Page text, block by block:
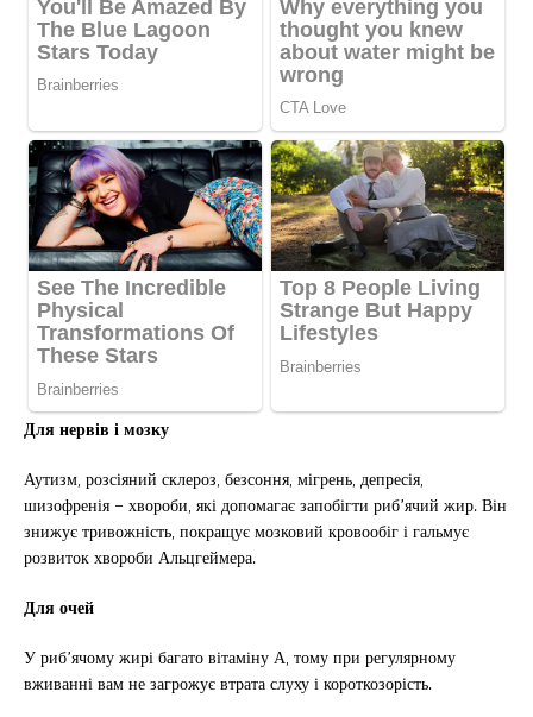
Для нервів і мозку
Аутизм, розсіяний склероз, безсоння, мігрень, депресія,
шизофренія – хвороби, які допомагає запобігти риб’ячий жир. Він
знижує тривожність, покращує мозковий кровообіг і гальмує
розвиток хвороби Альцгеймера.
Для очей
У риб’ячому жирі багато вітаміну А, тому при регулярному
вживанні вам не загрожує втрата слуху і короткозорість.